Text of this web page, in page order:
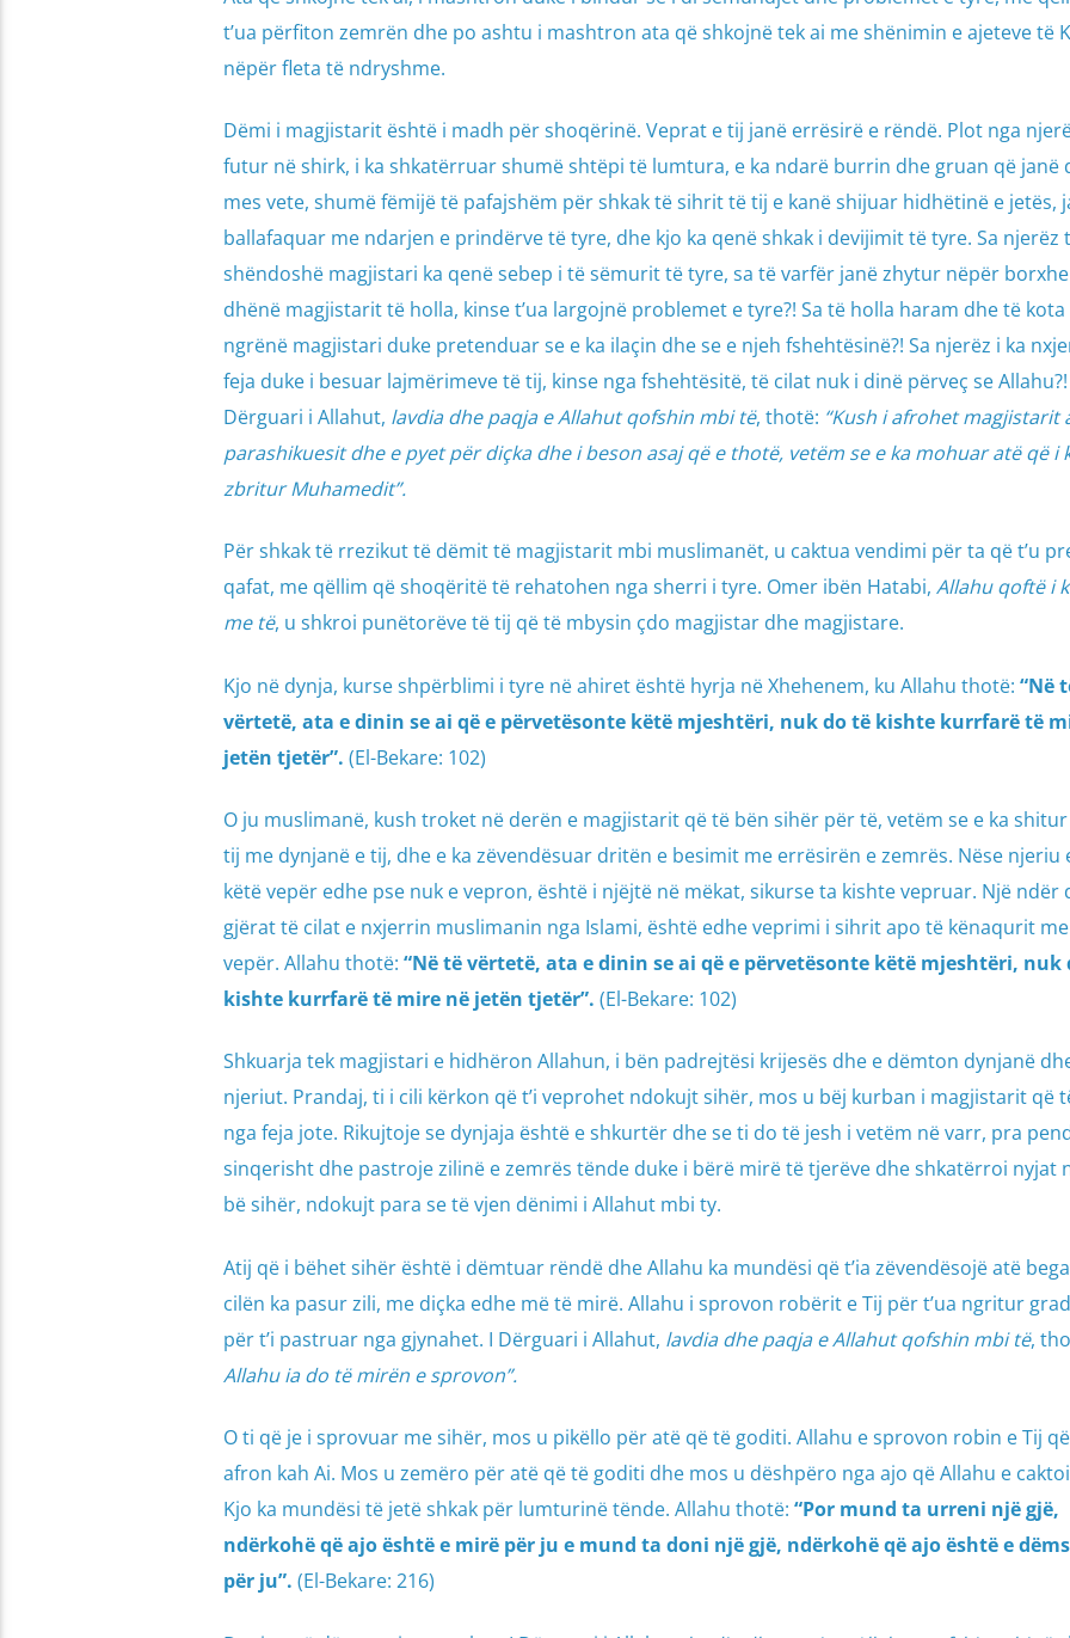
t’ua përfiton zemrën dhe po ashtu i mashtron ata që shkojnë tek ai me shënimin e ajeteve të
nëpër fleta të ndryshme.
Dëmi i magjistarit është i madh për shoqërinë. Veprat e tij janë errësirë e rëndë. Plot nga
futur në shirk, i ka shkatërruar shumë shtëpi të lumtura, e ka ndarë burrin dhe gruan që janë
mes vete, shumë fëmijë të pafajshëm për shkak të sihrit të tij e kanë shijuar hidhëtinë e jetës,
ballafaquar me ndarjen e prindërve të tyre, dhe kjo ka qenë shkak i devijimit të tyre. Sa njerëz
shëndoshë magjistari ka qenë sebep i të sëmurit të tyre, sa të varfër janë zhytur nëpër
dhënë magjistarit të holla, kinse t’ua largojnë problemet e tyre?! Sa të holla haram dhe të kota
ngrënë magjistari duke pretenduar se e ka ilaçin dhe se e njeh fshehtësinë?! Sa njerëz i ka
feja duke i besuar lajmërimeve të tij, kinse nga fshehtësitë, të cilat nuk i dinë përveç se Allahu?!
Dërguari i Allahut, lavdia dhe paqja e Allahut qofshin mbi të, thotë: “Kush i afrohet magjistarit
parashikuesit dhe e pyet për diçka dhe i beson asaj që e thotë, vetëm se e ka mohuar atë që i
zbritur Muhamedit”.
Për shkak të rrezikut të dëmit të magjistarit mbi muslimanët, u caktua vendimi për ta që t’u
qafat, me qëllim që shoqëritë të rehatohen nga sherri i tyre. Omer ibën Hatabi, Allahu qoftë i
me të, u shkroi punëtorëve të tij që të mbysin çdo magjistar dhe magjistare.
Kjo në dynja, kurse shpërblimi i tyre në ahiret është hyrja në Xhehenem, ku Allahu thotë: “Në
vërtetë, ata e dinin se ai që e përvetësonte këtë mjeshtëri, nuk do të kishte kurrfarë të
jetën tjetër”. (El-Bekare: 102)
O ju muslimanë, kush troket në derën e magjistarit që të bën sihër për të, vetëm se e ka
tij me dynjanë e tij, dhe e ka zëvendësuar dritën e besimit me errësirën e zemrës. Nëse njeriu
këtë vepër edhe pse nuk e vepron, është i njëjtë në mëkat, sikurse ta kishte vepruar. Një ndër
gjërat të cilat e nxjerrin muslimanin nga Islami, është edhe veprimi i sihrit apo të kënaqurit
vepër. Allahu thotë: “Në të vërtetë, ata e dinin se ai që e përvetësonte këtë mjeshtëri, nuk
kishte kurrfarë të mire në jetën tjetër”. (El-Bekare: 102)
Shkuarja tek magjistari e hidhëron Allahun, i bën padrejtësi krijesës dhe e dëmton dynjanë
njeriut. Prandaj, ti i cili kërkon që t’i veprohet ndokujt sihër, mos u bëj kurban i magjistarit që
nga feja jote. Rikujtoje se dynjaja është e shkurtër dhe se ti do të jesh i vetëm në varr, pra
sinqerisht dhe pastroje zilinë e zemrës tënde duke i bërë mirë të tjerëve dhe shkatërroi nyjat
bë sihër, ndokujt para se të vjen dënimi i Allahut mbi ty.
Atij që i bëhet sihër është i dëmtuar rëndë dhe Allahu ka mundësi që t’ia zëvendësojë atë
cilën ka pasur zili, me diçka edhe më të mirë. Allahu i sprovon robërit e Tij për t’ua ngritur
për t’i pastruar nga gjynahet. I Dërguari i Allahut, lavdia dhe paqja e Allahut qofshin mbi të,
Allahu ia do të mirën e sprovon”.
O ti që je i sprovuar me sihër, mos u pikëllo për atë që të goditi. Allahu e sprovon robin e Tij
afron kah Ai. Mos u zemëro për atë që të goditi dhe mos u dëshpëro nga ajo që Allahu e
Kjo ka mundësi të jetë shkak për lumturinë tënde. Allahu thotë: “Por mund ta urreni një gjë,
ndërkohë që ajo është e mirë për ju e mund ta doni një gjë, ndërkohë që ajo është e
për ju”. (El-Bekare: 216)